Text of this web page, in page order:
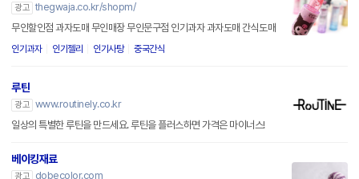
광고 thegwaja.co.kr/shopm/
무인할인점 과자도매 무인매장 무인문구점 인기과자 과자도매 간식도매
인기과자 인기젤리 인기사탕 중국간식
루틴
광고 www.routinely.co.kr
일상의 특별한 루틴을 만드세요. 루틴을 플러스하면 가격은 마이너스!
베이킹재료
광고
dobecolor.com